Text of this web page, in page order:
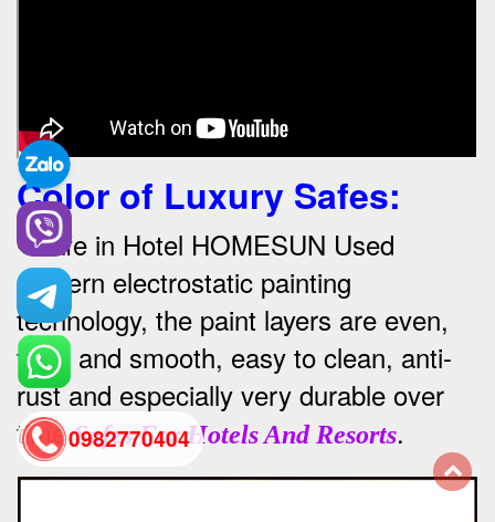
Color of Luxury Safes:
• Safe in Hotel HOMESUN Used
modern electrostatic painting
technology, the paint layers are even,
thick and smooth, easy to clean, anti-
rust and especially very durable over
time Safes For Hotels And Resorts.
0982770404